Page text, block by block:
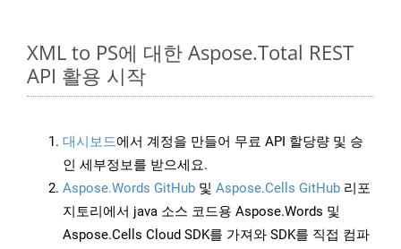
XML to PS에 대한 Aspose.Total REST
API 활용 시작
대시보드에서 계정을 만들어 무료 API 할당량 및 승
인 세부정보를 받으세요.
Aspose.Words GitHub 및 Aspose.Cells GitHub 리포
지토리에서 java 소스 코드용 Aspose.Words 및
Aspose.Cells Cloud SDK를 가져와 SDK를 직접 컴파